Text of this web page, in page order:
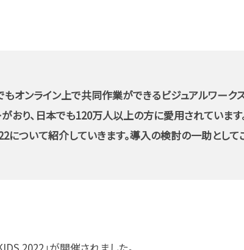
オンライン上で共同作業ができるビジュアルワークス
り、日本でも120万人以上の方に愛用されています
について紹介していきます。導入の検討の一助として